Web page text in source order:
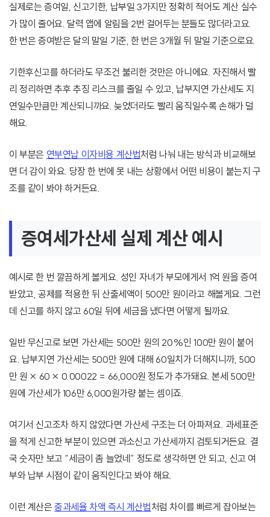
실제로는 증여일, 신고기한, 납부일 3가지만 정확히 적어도 계산 실수
가 많이 줄어요. 달력 앱에 알림을 2번 걸어두는 분들도 많더라고요.
한 번은 증여받은 달의 말일 기준, 한 번은 3개월 뒤 말일 기준으로요.
기한후신고를 하더라도 무조건 불리한 것만은 아니에요. 자진해서 빨
리 정리하면 추후 추징 리스크를 줄일 수 있고, 납부지연 가산세도 지
연일수만큼만 계산되니까요. 늦었더라도 빨리 움직일수록 손해가 덜
해요.
이 부분은 연부연납 이자비용 계산법처럼 나눠 내는 방식과 비교해보
면 더 감이 와요. 당장 한 번에 못 내는 상황에서 어떤 비용이 붙는지 구
조를 같이 봐야 하거든요.
증여세가산세 실제 계산 예시
예시로 한 번 깔끔하게 볼게요. 성인 자녀가 부모에게서 1억 원을 증여
받았고, 공제를 적용한 뒤 산출세액이 500만 원이라고 해볼게요. 그런
데 신고를 하지 않고 60일 뒤에 세금을 냈다면 어떻게 될까요.
일반 무신고로 보면 가산세는 500만 원의 20%인 100만 원이 붙어
요. 납부지연 가산세는 500만 원에 대해 60일치가 더해지니까, 500
만 원 × 60 × 0.00022 = 66,000원 정도가 추가돼요. 본세 500만
원에 가산세가 106만 6,000원가량 붙는 셈이죠.
여기서 신고조차 하지 않았다면 가산세 구조는 더 아파져요. 과세표준
을 적게 신고한 부분이 있으면 과소신고 가산세까지 검토되거든요. 결
국 숫자만 보고 “세금이 좀 늘었네” 정도로 생각하면 안 되고, 신고 여
부와 납부 시점이 같이 움직인다고 봐야 해요.
이런 계산은중과세율 차액 즉시 계산법처럼 차이를 빠르게 잡아보는